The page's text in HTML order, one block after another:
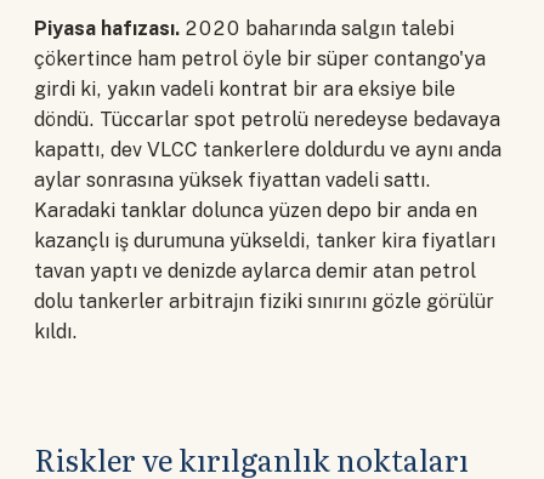
Piyasa hafızası. 2020 baharında salgın talebi
çökertince ham petrol öyle bir süper contango'ya
girdi ki, yakın vadeli kontrat bir ara eksiye bile
döndü. Tüccarlar spot petrolü neredeyse bedavaya
kapattı, dev VLCC tankerlere doldurdu ve aynı anda
aylar sonrasına yüksek fiyattan vadeli sattı.
Karadaki tanklar dolunca yüzen depo bir anda en
kazançlı iş durumuna yükseldi, tanker kira fiyatları
tavan yaptı ve denizde aylarca demir atan petrol
dolu tankerler arbitrajın fiziki sınırını gözle görülür
kıldı.
Riskler ve kırılganlık noktaları